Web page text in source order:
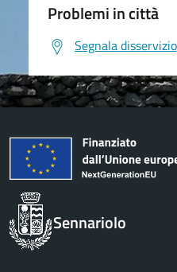
Problemi in città
Segnala disservizio
Sennariolo